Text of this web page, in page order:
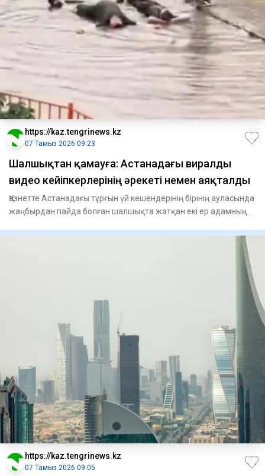
https://kaz.tengrinews.kz
07 Тамыз 2026 09:23
Шалшықтан қамауға: Астанадағы виралды
видео кейіпкерлерінің әрекеті немен аяқталды
Қазнетте Астанадағы тұрғын үй кешендерінің бірінің ауласында
жаңбырдан пайда болған шалшықта жатқан екі ер адамның
https://kaz.tengrinews.kz
07 Тамыз 2026 09:05